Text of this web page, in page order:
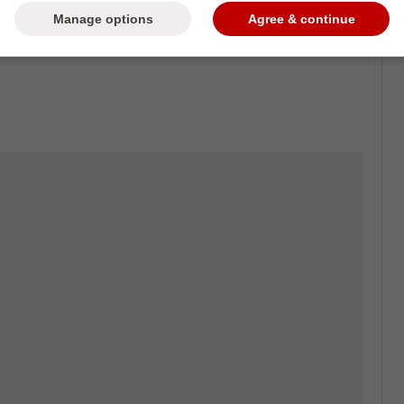
Agree & continue
Manage options